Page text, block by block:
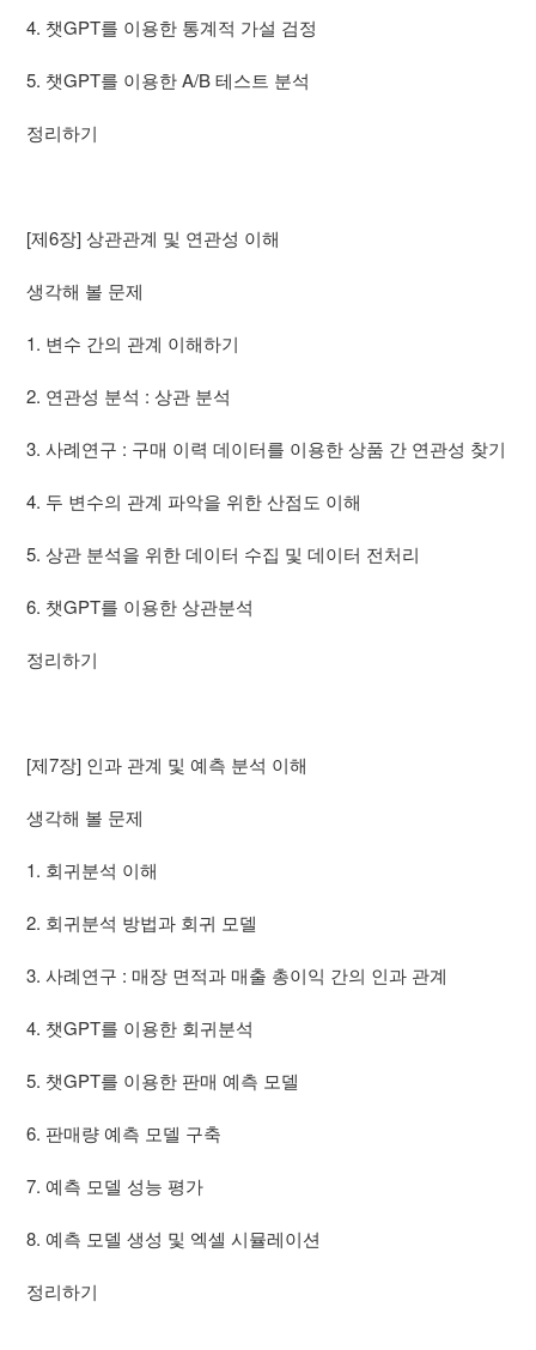
4. 챗GPT를 이용한 통계적 가설 검정
5. 챗GPT를 이용한 A/B 테스트 분석
정리하기
[제6장] 상관관계 및 연관성 이해
생각해 볼 문제
1. 변수 간의 관계 이해하기
2. 연관성 분석 : 상관 분석
3. 사례연구 : 구매 이력 데이터를 이용한 상품 간 연관성 찾기
4. 두 변수의 관계 파악을 위한 산점도 이해
5. 상관 분석을 위한 데이터 수집 및 데이터 전처리
6. 챗GPT를 이용한 상관분석
정리하기
[제7장] 인과 관계 및 예측 분석 이해
생각해 볼 문제
1. 회귀분석 이해
2. 회귀분석 방법과 회귀 모델
3. 사례연구 : 매장 면적과 매출 총이익 간의 인과 관계
4. 챗GPT를 이용한 회귀분석
5. 챗GPT를 이용한 판매 예측 모델
6. 판매량 예측 모델 구축
7. 예측 모델 성능 평가
8. 예측 모델 생성 및 엑셀 시뮬레이션
정리하기